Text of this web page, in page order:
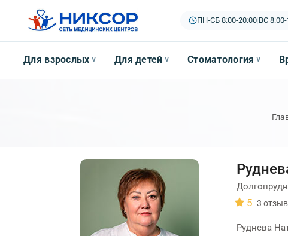
ПН-СБ 8:00-20:00| ВС
Для взрослых ∨ Для детей ∨ Стоматология ∨
5 3
Руднева